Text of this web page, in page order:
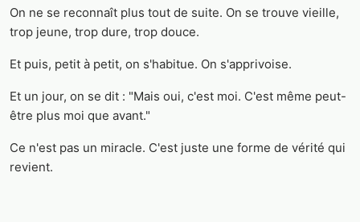
On ne se reconnaît plus tout de suite. On se trouve vieille,
trop jeune, trop dure, trop douce.
Et puis, petit à petit, on s'habitue. On s'apprivoise.
Et un jour, on se dit : "Mais oui, c'est moi. C'est même peut-
être plus moi que avant."
Ce n'est pas un miracle. C'est juste une forme de vérité qui
revient.